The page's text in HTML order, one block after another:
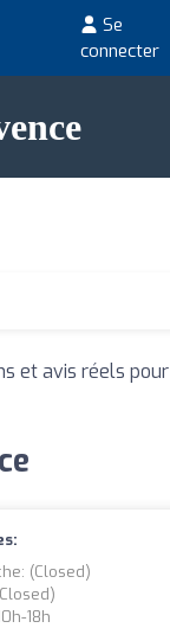
Se
connecter
et avis réels pour
(closed)
18h